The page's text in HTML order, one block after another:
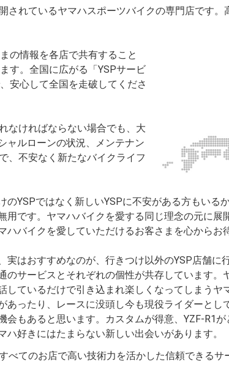
されているヤマハスポーツバイクの専門店です。
の情報を各店で共有すること
す。全国に広がる「YSPサービ
安心して全国を走破してくださ
なければならない場合でも、大
ャルローンの状況、メンテナン
、不安なく新たなバイクライフ
のYSPではなく新しいYSPに不安がある方もいる
用です。ヤマハバイクを愛する同じ理念の元に展
ハバイクを愛していただけるお客さまを心からお
実はおすすめなのが、行きつけ以外のYSP店舗に
のサービスとそれぞれの個性が共存しています。
しているだけで引き込まれ楽しくなってしまうヤ
あったり、レースに没頭し今も現役ライダーとし
会もあると思います。カスタムが得意、YZF-R1
ハ好きにはたまらない新しい出会いがあります。
べてのお店で高い技術力を活かした信頼できるサ